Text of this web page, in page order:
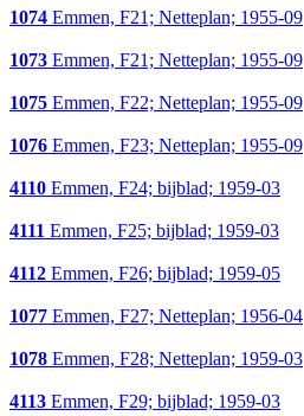
1074 Emmen, F21; Netteplan; 1955-09
1073 Emmen, F21; Netteplan; 1955-09
1075 Emmen, F22; Netteplan; 1955-09
1076 Emmen, F23; Netteplan; 1955-09
4110 Emmen, F24; bijblad; 1959-03
4111 Emmen, F25; bijblad; 1959-03
4112 Emmen, F26; bijblad; 1959-05
1077 Emmen, F27; Netteplan; 1956-04
1078 Emmen, F28; Netteplan; 1959-03
4113 Emmen, F29; bijblad; 1959-03